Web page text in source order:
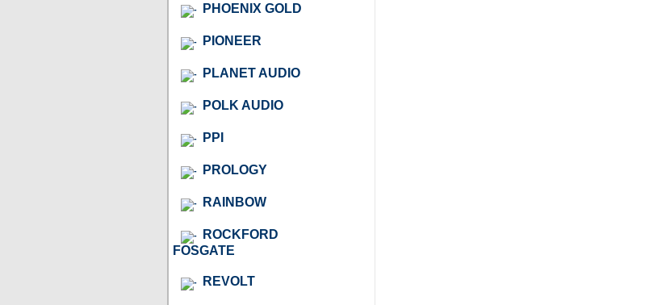
PHOENIX GOLD
PIONEER
PLANET AUDIO
POLK AUDIO
PPI
PROLOGY
RAINBOW
ROCKFORD
FOSGATE
REVOLT